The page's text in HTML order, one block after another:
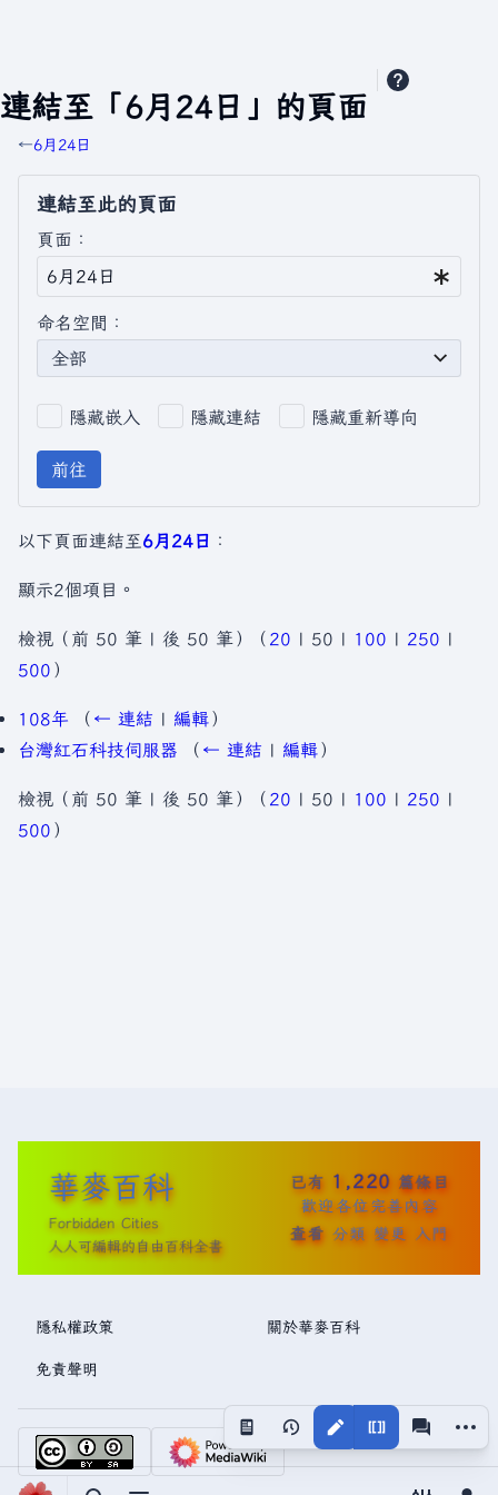
連結至「6月24日」的頁面
視圖 更多
←6月24日
連結至此的頁面
頁面：
命名空間：
全部
隱藏嵌入 隱藏連結 隱藏重新導向
前往
以下頁面連結至6月24日 ：
顯示2個項目。
檢視（ 前 50 筆 | 後 50 筆 ）（ 20 | 50 | 100 | 250 |
500 ）
108年 （ ← 連結 | 編輯）
台灣紅石科技伺服器
（ ← 連結 | 編輯）
檢視（ 前 50 筆 | 後 50 筆 ）（ 20 | 50 | 100 | 250 |
500 ）
華麥百科
Forbidden Cities
人人可編輯的自由百科全書
已有 1,220 篇條目
歡迎各位完善內容
查看 分類 變更 入門
隱私權政策 關於華麥百科
免責聲明